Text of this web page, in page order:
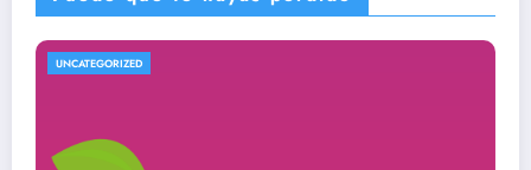
UNCATEGORIZED